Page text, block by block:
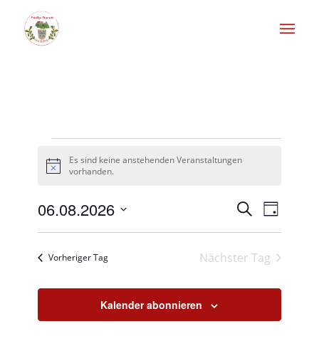
Veranstaltungen
für
August
6,
2026
Hinweis
Es sind keine anstehenden Veranstaltungen
vorhanden.
Suche
und
SucheTag
06.08.2026
Vorheriger Tag
Nächster Tag
Kalender abonnieren